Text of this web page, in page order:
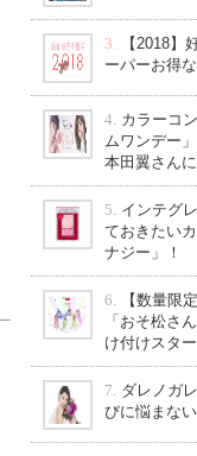
3.
【2018】
ーパーお得
4. カラーコ
ムワンデー
本田翼さんに
5. インテグ
ておきたい
ナジー」！
6.
【数量限
「おそ松さ
け付けスター
7. ダレノガ
びに悩まな